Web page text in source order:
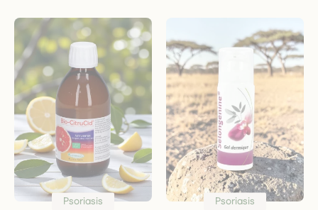
Psoriasis Psoriasis